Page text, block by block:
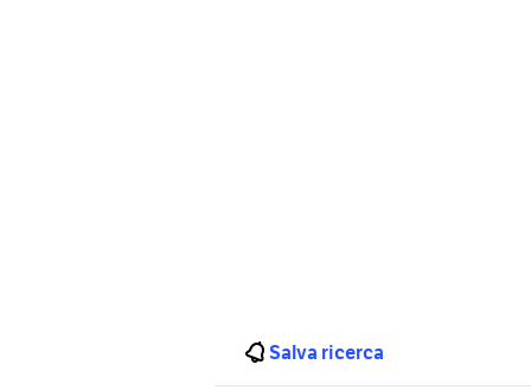
Salva ricerca